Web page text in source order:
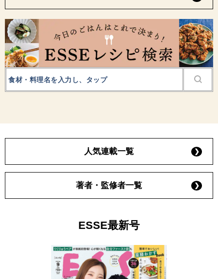
人気連載一覧
著者・監修者一覧
ESSE最新号